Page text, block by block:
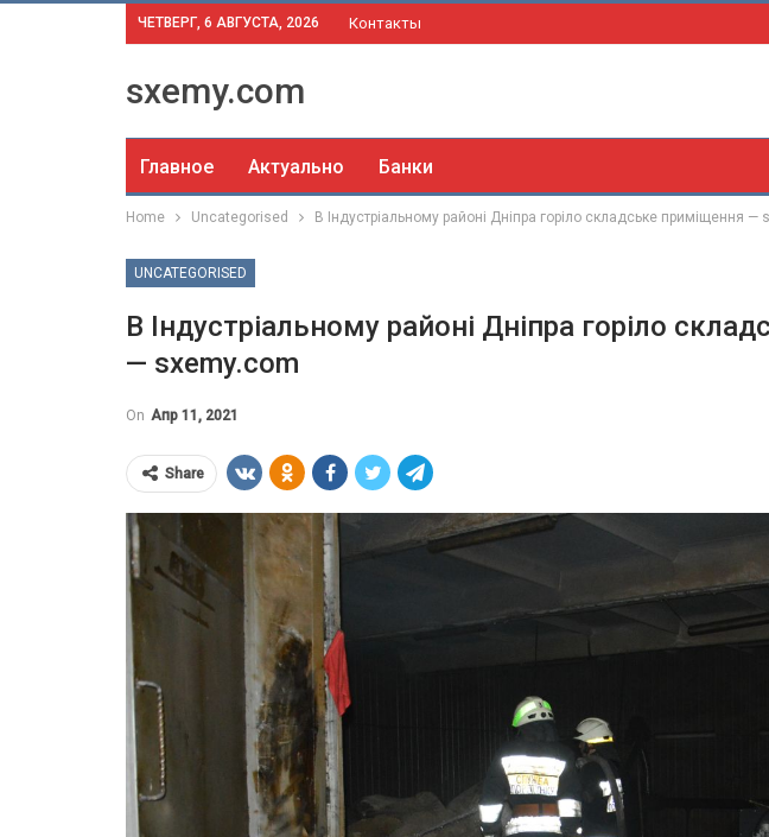
ЧЕТВЕРГ, 6 АВГУСТА, 2026 Контакты
sxemy.com
Главное Актуально Банки
Home Uncategorised В Індустріальному районі Дніпра горіло складське приміщення —
UNCATEGORISED
В Індустріальному районі Дніпра горіло
— sxemy.com
On Апр 11, 2021
Share